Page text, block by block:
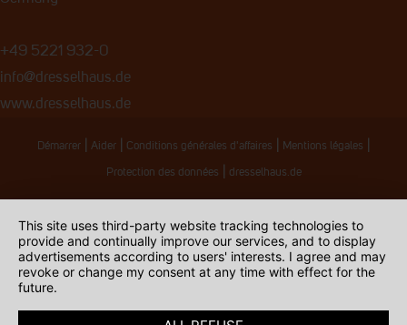
+49 5221 932-0
info@dresselhaus.de
www.dresselhaus.de
Démarrer Aider Conditions générales d'affaires Mentions légales
Protection des données dresselhaus.de
This site uses third-party website tracking technologies to
provide and continually improve our services, and to display
advertisements according to users' interests. I agree and may
revoke or change my consent at any time with effect for the
future.